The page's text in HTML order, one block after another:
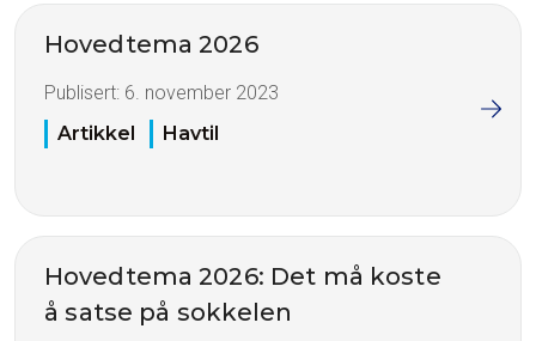
Hovedtema 2026
Publisert: 6. november 2023
Artikkel
Havtil
Hovedtema 2026: Det må koste
å satse på sokkelen